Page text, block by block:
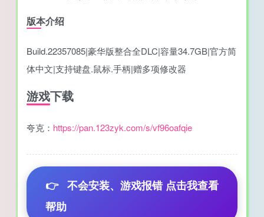
版本介绍
Build.22357085|豪华版整合全DLC|容量34.7GB|官方简
体中文|支持键盘.鼠标.手柄|赠多项修改器
游戏下载
夸克： https://pan.123zyk.com/s/vf96oafqie
👉 不会安装、游戏报错 点击我查看
帮助